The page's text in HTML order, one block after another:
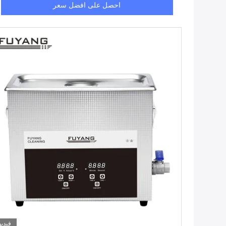
احصل على افضل سعر